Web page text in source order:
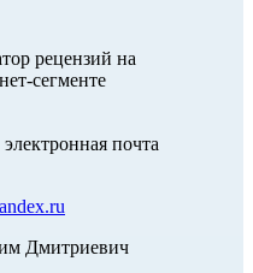
рецензий на
сегменте
почта
Дмитриевич